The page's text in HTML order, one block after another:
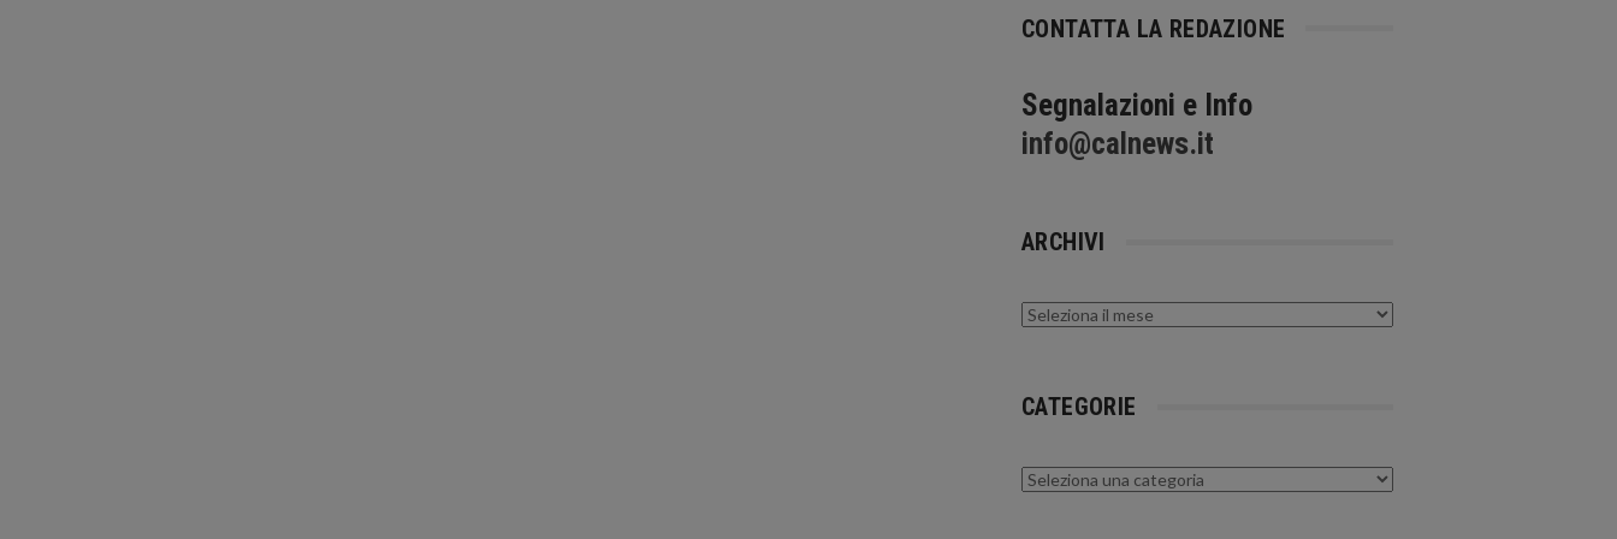
CONTATTA LA REDAZIONE
Segnalazioni e Info
info@calnews.it
ARCHIVI
Archivi
CATEGORIE
Categorie